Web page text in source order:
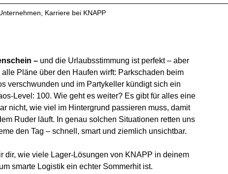
Karriere bei KNAPP
– und die Urlaubsstimmung ist perfekt – aber
Pläne über den Haufen wirft: Parkschaden beim
verschwunden und im Partykeller kündigt sich ein
Level: 100. Wie geht es weiter? Es gibt für alles eine
nicht, wie viel im Hintergrund passieren muss, damit
Ruder läuft. In genau solchen Situationen retten uns
den Tag – schnell, smart und ziemlich unsichtbar.
dir, wie viele Lager-Lösungen von KNAPP in deinem
smarte Logistik ein echter Sommerhit ist.